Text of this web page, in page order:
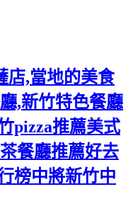
店,當地的美食
,新竹特色餐廳
pizza推薦美式
餐廳推薦好去
榜中將新竹中